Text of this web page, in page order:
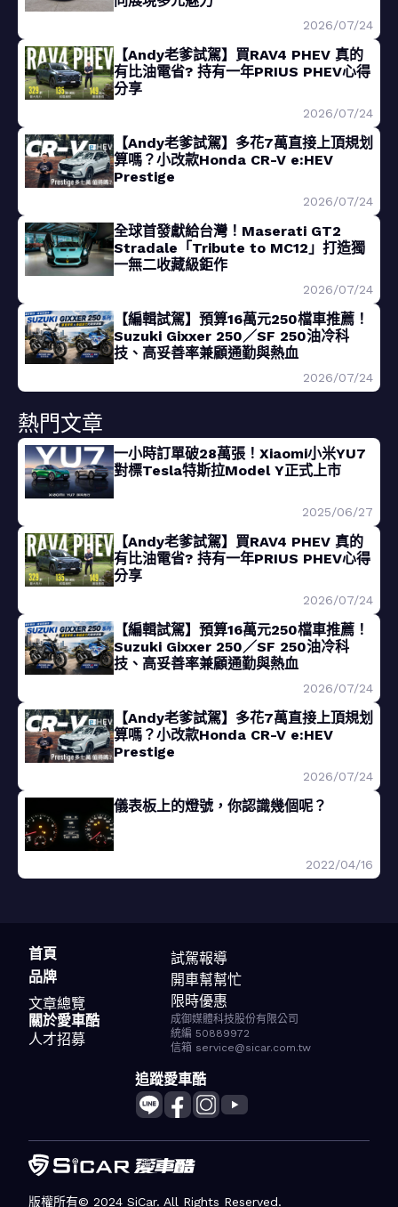
2026/07/24
【Andy老爹試駕】買RAV4 PHEV 真的
有比油電省? 持有一年PRIUS PHEV心得
分享
2026/07/24
【Andy老爹試駕】多花7萬直接上頂規划
算嗎？小改款Honda CR-V e:HEV
Prestige
2026/07/24
全球首發獻給台灣！Maserati GT2
Stradale「Tribute to MC12」打造獨
一無二收藏級鉅作
2026/07/24
【編輯試駕】預算16萬元250檔車推薦！
Suzuki Gixxer 250／SF 250油冷科
技、高妥善率兼顧通勤與熱血
2026/07/24
熱門文章
一小時訂單破28萬張！Xiaomi小米YU7
對標Tesla特斯拉Model Y正式上市
2025/06/27
【Andy老爹試駕】買RAV4 PHEV 真的
有比油電省? 持有一年PRIUS PHEV心得
分享
2026/07/24
【編輯試駕】預算16萬元250檔車推薦！
Suzuki Gixxer 250／SF 250油冷科
技、高妥善率兼顧通勤與熱血
2026/07/24
【Andy老爹試駕】多花7萬直接上頂規划
算嗎？小改款Honda CR-V e:HEV
Prestige
2026/07/24
儀表板上的燈號，你認識幾個呢？
2022/04/16
首頁
品牌
文章總覽
試駕報導
開車幫幫忙
限時優惠
關於愛車酷
人才招募
成御媒體科技股份有限公司
統編 50889972
信箱 service@sicar.com.tw
追蹤愛車酷
版權所有© 2024 SiCar. All Rights Reserved.